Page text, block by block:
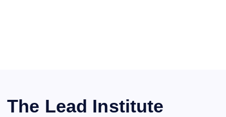
The Lead Institute